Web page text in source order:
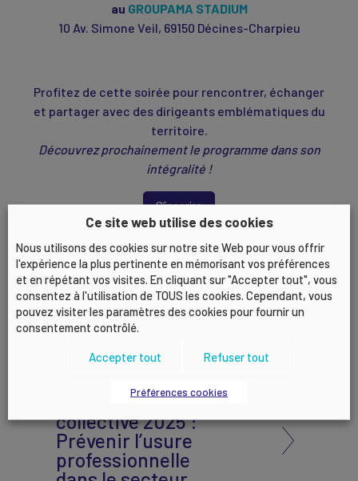
au GROUPAMA STADIUM
10 Av. Simone Veil, 69150 Décines-Charpieu
Profitez de cette soirée pour rencontrer, échanger
et partager avec des dirigeants emblématiques du
territoire.
Découvrez prochainement le programme dans son
intégralité !
S’inscrire
Tour de France
de l’IA à LYON
d’intelligence
collective 2025 :
Prévenir l’usure
professionnelle
Ce site web utilise des cookies
Nous utilisons des cookies sur notre site Web pour vous offrir
l'expérience la plus pertinente en mémorisant vos préférences
et en répétant vos visites. En cliquant sur "Accepter tout", vous
consentez à l'utilisation de TOUS les cookies. Cependant, vous
pouvez visiter les paramètres des cookies pour fournir un
consentement contrôlé.
Accepter tout Refuser tout
Préférences cookies